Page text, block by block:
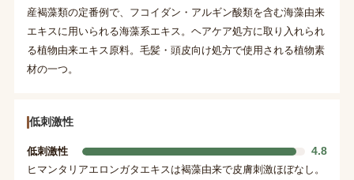
産褐藻類の定番例で、フコイダン・アルギン酸類を含む海藻由来
エキスに用いられる海藻系エキス。ヘアケア処方に取り入れられ
る植物由来エキス原料。毛髪・頭皮向け処方で使用される植物素
材の一つ。
低刺激性
低刺激性 4.8
ヒマンタリアエロンガタエキスは褐藻由来で皮膚刺激ほぼなし。